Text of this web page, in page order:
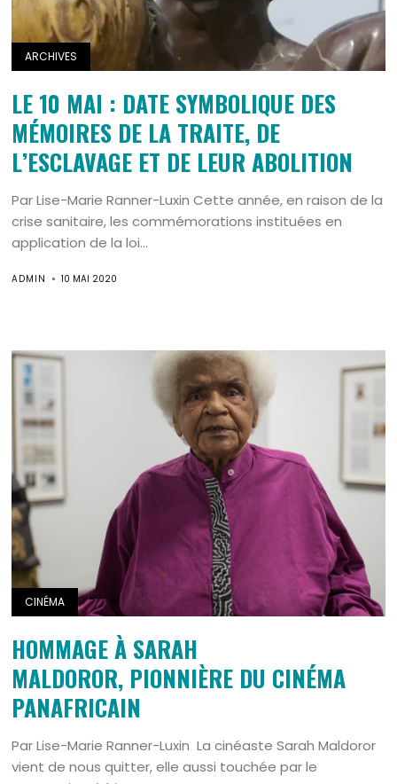
ARCHIVES
LE 10 MAI : DATE SYMBOLIQUE DES
MÉMOIRES DE LA TRAITE, DE
L’ESCLAVAGE ET DE LEUR ABOLITION
Par Lise-Marie Ranner-Luxin Cette année, en raison de la
crise sanitaire, les commémorations instituées en
application de la loi...
ADMIN 10 MAI 2020
CINÉMA
HOMMAGE À SARAH
MALDOROR, PIONNIÈRE DU CINÉMA
PANAFRICAIN
Par Lise-Marie Ranner-Luxin La cinéaste Sarah Maldoror
vient de nous quitter, elle aussi touchée par le